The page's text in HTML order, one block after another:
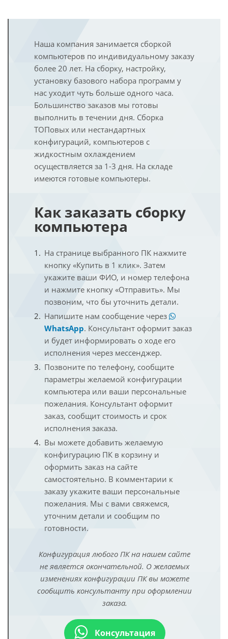
Наша компания занимается сборкой
компьютеров по индивидуальному заказу
более 20 лет. На сборку, настройку,
установку базового набора программ у
нас уходит чуть больше одного часа.
Большинство заказов мы готовы
выполнить в течении дня. Сборка
ТОПовых или нестандартных
конфигураций, компьютеров с
жидкостным охлаждением
осуществляется за 1-3 дня. На складе
имеются готовые компьютеры.
Как заказать сборку
компьютера
На странице выбранного ПК нажмите
кнопку «Купить в 1 клик». Затем
укажите ваши ФИО, и номер телефона
и нажмите кнопку «Отправить». Мы
позвоним, что бы уточнить детали.
Напишите нам сообщение через
WhatsApp. Консультант оформит заказ
и будет информировать о ходе его
исполнения через мессенджер.
Позвоните по телефону, сообщите
параметры желаемой конфигурации
компьютера или ваши персональные
пожелания. Консультант оформит
заказ, сообщит стоимость и срок
исполнения заказа.
Вы можете добавить желаемую
конфигурацию ПК в корзину и
оформить заказ на сайте
самостоятельно. В комментарии к
заказу укажите ваши персональные
пожелания. Мы с вами свяжемся,
уточним детали и сообщим по
готовности.
Конфигурация любого ПК на нашем сайте
не является окончательной. О желаемых
изменениях конфигурации ПК вы можете
сообщить консультанту при оформлении
заказа.
Консультация